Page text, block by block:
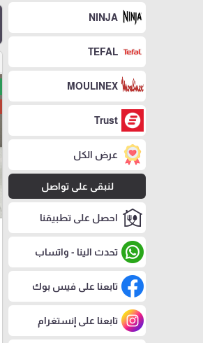
NINJA
TEFAL
MOULINEX
Trust
عرض الكل
لنبقى على تواصل
احصل على تطبيقنا
تحدث الينا - واتساب
تابعنا على فيس بوك
تابعنا على إنستغرام